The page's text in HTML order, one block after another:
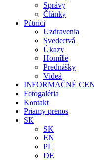
Správy
Články
Pútnici
Uzdravenia
Svedectvá
Úkazy
Homílie
Prednášky
Videá
INFORMAČNÉ
Fotogaléria
Kontakt
Priamy prenos
SK
SK
EN
PL
DE